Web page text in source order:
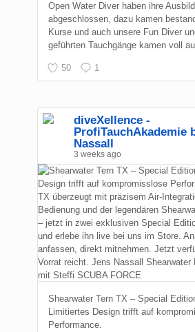
Open Water Diver haben ihre
abgeschlossen, dazu kamen
Kurse und auch unsere Fun Diver
geführten Tauchgänge kamen voll
50 1
diveXellence -
ProfiTauchAkademie
Nassall
3 weeks ago
Shearwater Tern TX – Special
Limitiertes Design trifft auf
Performance.